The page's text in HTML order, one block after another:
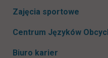
Zajęcia sportowe
Centrum Języków
Biuro karier